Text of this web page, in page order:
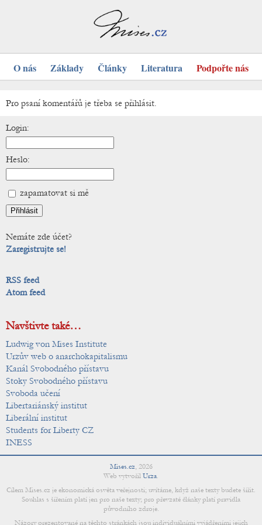
O nás Základy Články Literatura Podpořte nás
Pro psaní komentářů je třeba se přihlásit.
Login:
Heslo:
zapamatovat si mě
Nemáte zde účet?
Zaregistrujte se!
RSS feed
Atom feed
Navštivte také…
Ludwig von Mises Institute
Urzův web o anarchokapitalismu
Kanál Svobodného přístavu
Stoky Svobodného přístavu
Svoboda učení
Libertariánský institut
Liberální institut
Students for Liberty CZ
INESS
Mises.cz, 2026
Web vytvořil Urza.
Cílem Mises.cz je ekonomická osvěta veřejnosti; uvítáme, když naše texty budete šířit.
Souhlas s šířením platí jen pro naše texty; pro převzaté články platí pravidla
původního zdroje.
Názory prezentované na těchto stránkách jsou individuálními vyjádřeními jejich